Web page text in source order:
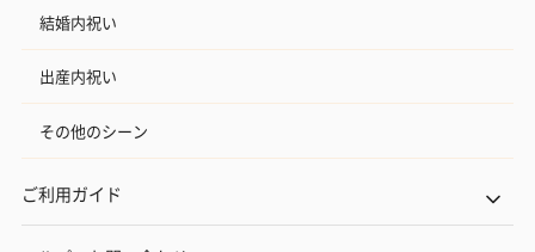
結婚内祝い
出産内祝い
その他のシーン
ご利用ガイド